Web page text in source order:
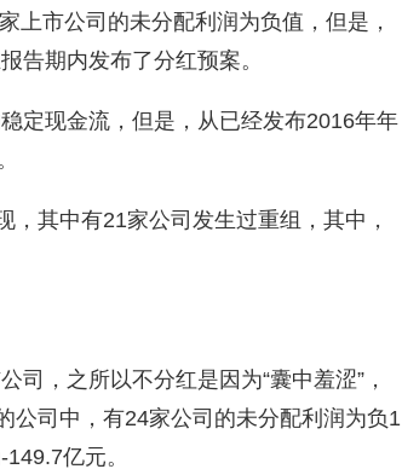
上市公司的未分配利润为负值，但是，
告期内发布了分红预案。
定现金流，但是，从已经发布2016年年
其中有21家公司发生过重组，其中，
，之所以不分红是因为“囊中羞涩”，
公司中，有24家公司的未分配利润为负1
亿元。